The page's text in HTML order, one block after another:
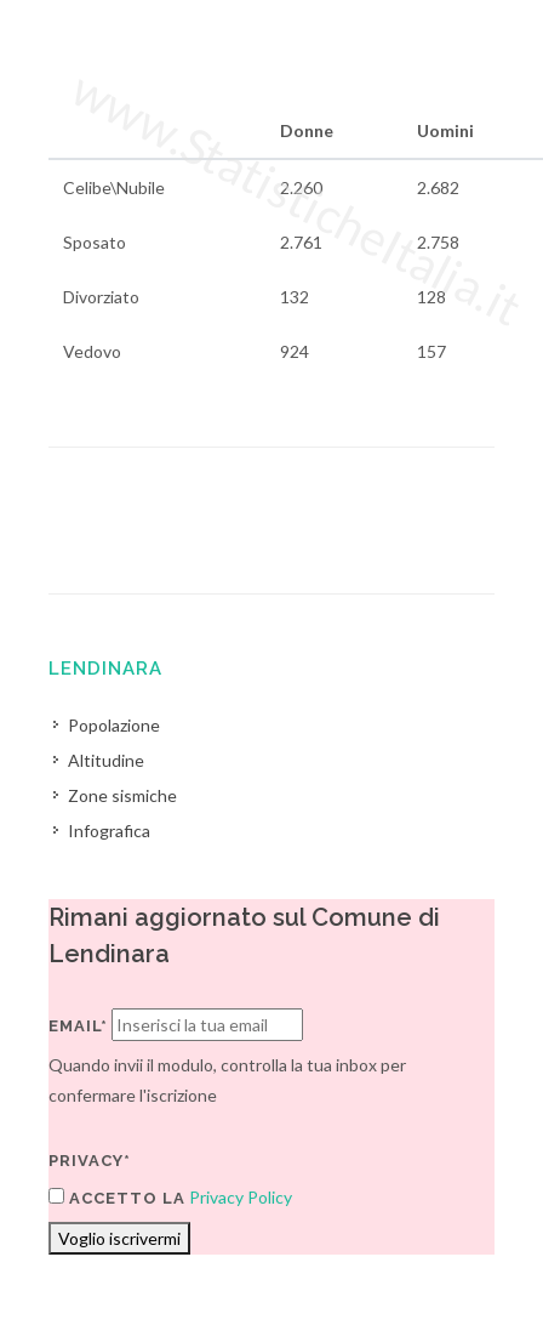
Donne Uomini
Celibe\Nubile 2.260 2.682
Sposato 2.761 2.758
Divorziato 132 128
Vedovo 924 157
www.StatisticheItalia.it
LENDINARA
Popolazione
Altitudine
Zone sismiche
Infografica
Rimani aggiornato sul Comune di
Lendinara
EMAIL*
Quando invii il modulo, controlla la tua inbox per
confermare l'iscrizione
PRIVACY*
ACCETTO LA Privacy Policy
Voglio iscrivermi